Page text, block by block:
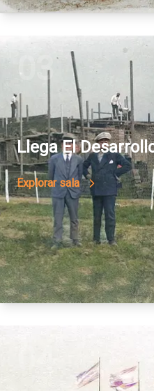
03
Llega El
Explorar sala
04